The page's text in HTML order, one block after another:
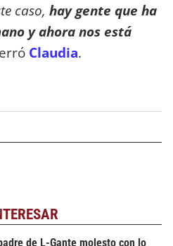
caso, hay gente que ha
y ahora nos está
Claudia.
de L-Gante molesto con lo